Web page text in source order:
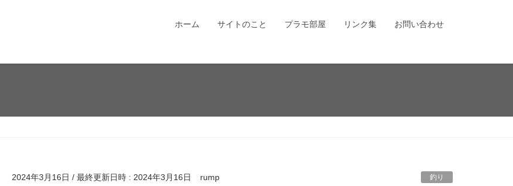
ホーム サイトのこと プラモ部屋 リンク集 お問い合わせ
2024年3月16日 / 最終更新日時 : 2024年3月16日 rump 釣り